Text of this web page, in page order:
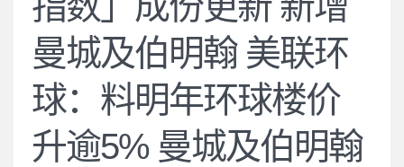
曼城及伯明翰 美联环
球：料明年环球楼价
升逾5% 曼城及伯明翰